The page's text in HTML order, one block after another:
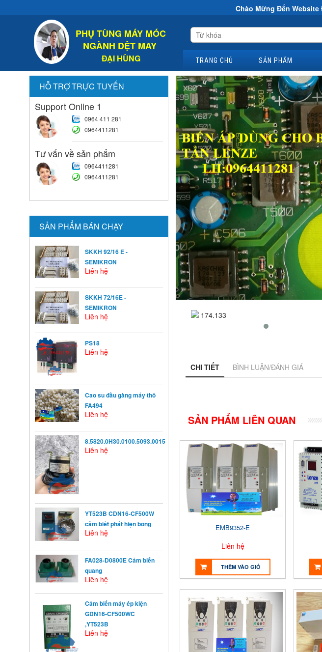
Chào Mừng Đến Website Đại Hùng Co
PHỤ TÙNG MÁY MÓC
NGÀNH DỆT MAY
ĐẠI HÙNG TRANG CHỦ SẢN PHẨM
HỖ TRỢ TRỰC TUYẾN
Support Online 1
0964 411 281
0964411281
Tư vấn về sản phẩm
0964411281
0964411281
SẢN PHẨM BÁN CHẠY
SKKH 92/16 E -
SEMIKRON
Liên hệ
SKKH 72/16E -
SEMIKRON
Liên hệ
PS18
Liên hệ
Cao su đầu gàng máy thô
FA494
Liên hệ
8.5820.0H30.0100.5093.0015
Liên hệ
YT523B CDN16-CF500W
cảm biết phát hiện bông
Liên hệ
FA028-D0800E Cảm biến
quang
Liên hệ
Cảm biến máy ép kiện
GDN16-CF500WC
,YT523B
Liên hệ
khí cụ điện dùng ...
NGUYÊN NHÂN ẢNH
HƯỞNG ĐẾN VIỆC TĂNG
CHI TIẾT BÌNH LUẬN/ĐÁNH GIÁ
SẢN PHẨM LIÊN QUAN
EMB9352-E
Liên hệ
THÊM VÀO GIỎ